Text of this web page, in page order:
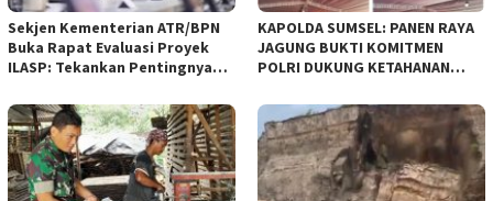
Sekjen Kementerian ATR/BPN
Buka Rapat Evaluasi Proyek
ILASP: Tekankan Pentingnya
Anggaran
KAPOLDA SUMSEL: PANEN RAYA
JAGUNG BUKTI KOMITMEN
POLRI DUKUNG KETAHANAN